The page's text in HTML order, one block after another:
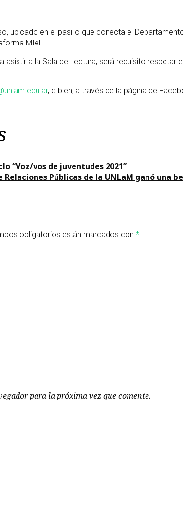
ubicado en el pasillo que conecta el
MIeL.
a la Sala de Lectura, será requisito
, o bien, a través de la página de
“Voz/vos de juventudes 2021”
Relaciones Públicas de la UNLaM ganó una
obligatorios están marcados con *
para la próxima vez que comente.